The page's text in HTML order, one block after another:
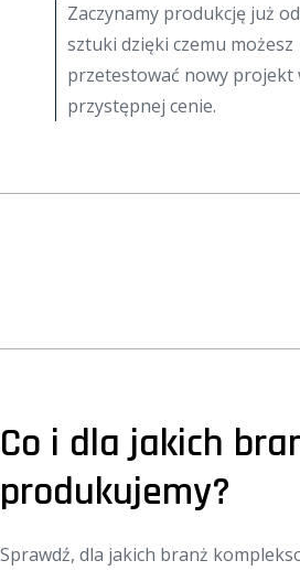
Zaczynamy produkcję już
sztuki dzięki czemu możesz
przetestować nowy projekt
przystępnej cenie.
Co i dla jakich
produkujemy?
Sprawdź, dla jakich branż